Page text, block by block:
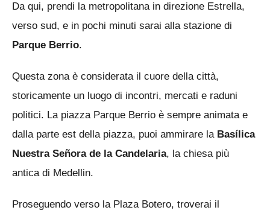
Da qui, prendi la metropolitana in direzione Estrella,
verso sud, e in pochi minuti sarai alla stazione di
Parque Berrio.
Questa zona è considerata il cuore della città,
storicamente un luogo di incontri, mercati e raduni
politici. La piazza Parque Berrio è sempre animata e
dalla parte est della piazza, puoi ammirare la Basílica
Nuestra Señora de la Candelaria, la chiesa più
antica di Medellin.
Proseguendo verso la Plaza Botero, troverai il